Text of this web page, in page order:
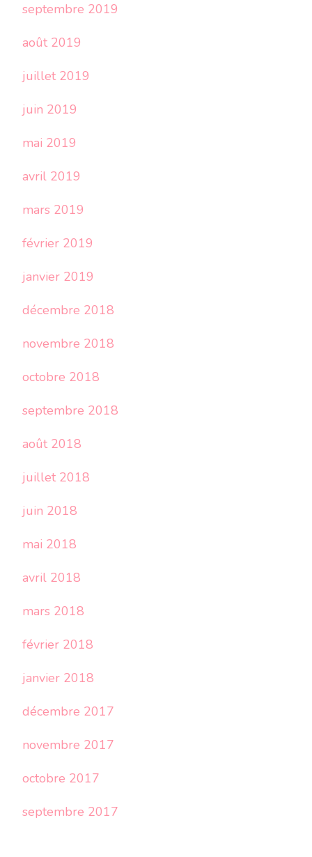
septembre 2019
août 2019
juillet 2019
juin 2019
mai 2019
avril 2019
mars 2019
février 2019
janvier 2019
décembre 2018
novembre 2018
octobre 2018
septembre 2018
août 2018
juillet 2018
juin 2018
mai 2018
avril 2018
mars 2018
février 2018
janvier 2018
décembre 2017
novembre 2017
octobre 2017
septembre 2017